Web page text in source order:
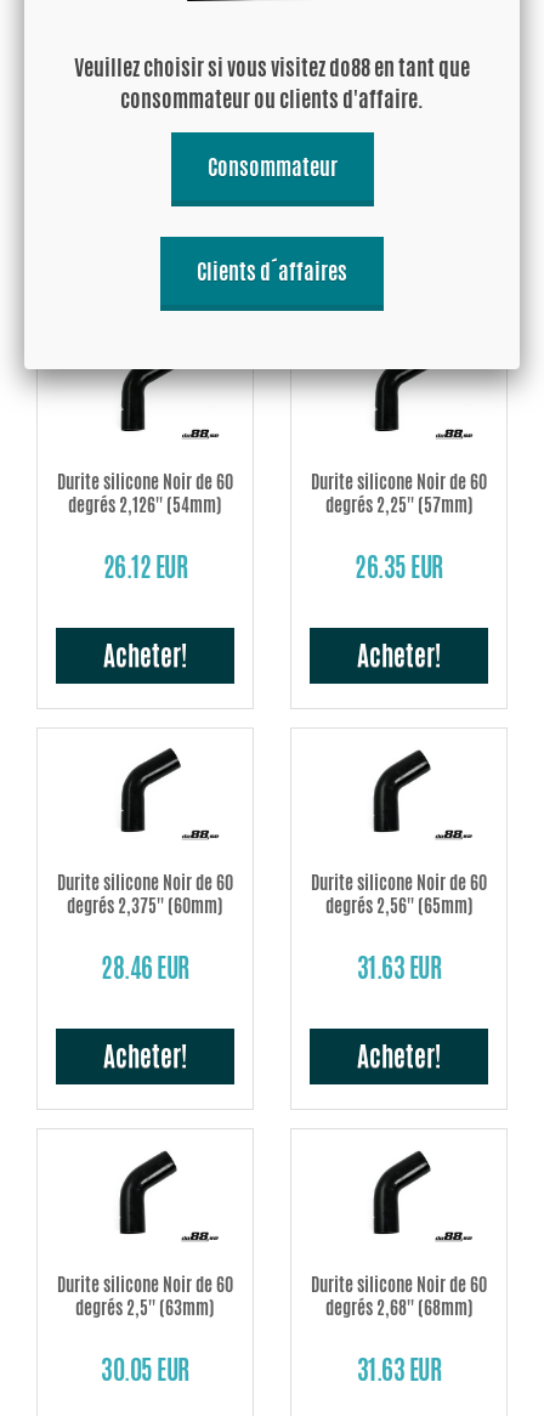
Durite silicone Noir de 60
degrés 1,875'' (48mm)
Durite silicone Noir de 60
degrés 2'' (51mm)
Durite silicone Noir de 60
degrés 2,126'' (54mm)
26.12 EUR
Acheter!
Durite silicone Noir de 60
degrés 2,25'' (57mm)
26.35 EUR
Acheter!
Durite silicone Noir de 60
degrés 2,375'' (60mm)
28.46 EUR
Acheter!
Durite silicone Noir de 60
degrés 2,56'' (65mm)
31.63 EUR
Acheter!
Durite silicone Noir de 60
degrés 2,5'' (63mm)
30.05 EUR
Durite silicone Noir de 60
degrés 2,68'' (68mm)
31.63 EUR
Veuillez choisir si vous visitez do88 en tant que
consommateur ou clients d'affaire.
Consommateur
Clients d´affaires